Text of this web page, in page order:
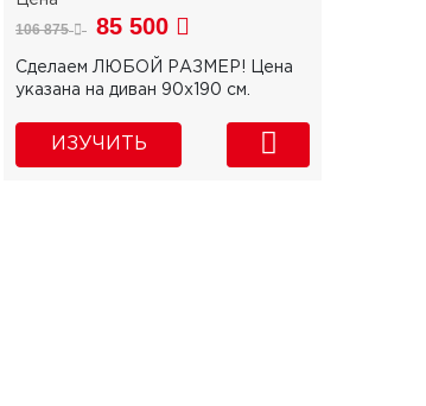
106 875 85 500
Сделаем ЛЮБОЙ РАЗМЕР! Цена
указана на диван 90х190 см.
ИЗУЧИТЬ